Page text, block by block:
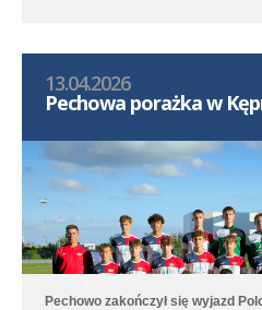
13.04.2026
Pechowa porażka w
Pechowo zakończył się wyjazd